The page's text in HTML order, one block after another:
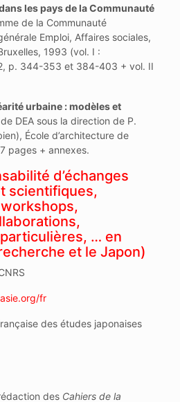
les pays de la Communauté
de la Communauté
Emploi, Affaires sociales,
1993 (vol. I :
p. 344-353 et 384-403 + vol. II
urbaine : modèles et
DEA sous la direction de P.
École d’architecture de
pages + annexes.
d’échanges
scientifiques,
… en
et le Japon)
fr
des études japonaises
des Cahiers de la